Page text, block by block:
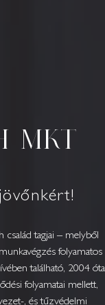
MKT
tagjai – melyből
folyamatos
található, 2004 óta
folyamatai mellett,
, és tűzvédelmi